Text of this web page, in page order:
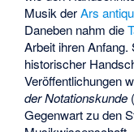
Musik derArs
Daneben nahm die
Arbeit ihren
historischer
Veröffentlichungen
der Notationskunde
Gegenwart zu den